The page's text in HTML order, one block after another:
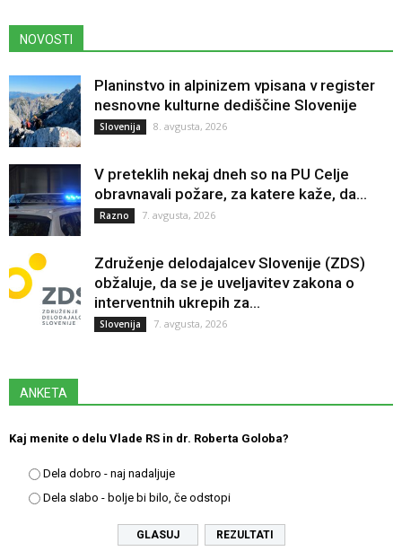
NOVOSTI
Planinstvo in alpinizem vpisana v register
nesnovne kulturne dediščine Slovenije
Slovenija 8. avgusta, 2026
V preteklih nekaj dneh so na PU Celje
obravnavali požare, za katere kaže, da...
Razno 7. avgusta, 2026
Združenje delodajalcev Slovenije (ZDS)
obžaluje, da se je uveljavitev zakona o
interventnih ukrepih za...
Slovenija 7. avgusta, 2026
ANKETA
Kaj menite o delu Vlade RS in dr. Roberta Goloba?
Dela dobro - naj nadaljuje
Dela slabo - bolje bi bilo, če odstopi
REZULTATI